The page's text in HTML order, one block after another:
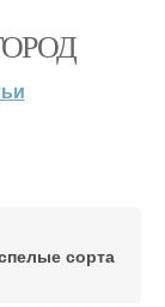
сорта